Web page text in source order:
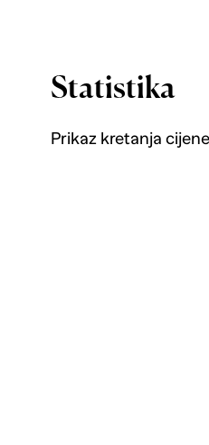
Statistika
Prikaz kretanja